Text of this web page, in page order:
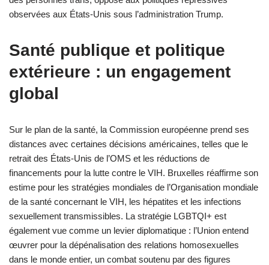
observées aux États-Unis sous l’administration Trump.
Santé publique et politique
extérieure : un engagement
global
Sur le plan de la santé, la Commission européenne prend ses
distances avec certaines décisions américaines, telles que le
retrait des États-Unis de l’OMS et les réductions de
financements pour la lutte contre le VIH. Bruxelles réaffirme son
estime pour les stratégies mondiales de l’Organisation mondiale
de la santé concernant le VIH, les hépatites et les infections
sexuellement transmissibles. La stratégie LGBTQI+ est
également vue comme un levier diplomatique : l’Union entend
œuvrer pour la dépénalisation des relations homosexuelles
dans le monde entier, un combat soutenu par des figures